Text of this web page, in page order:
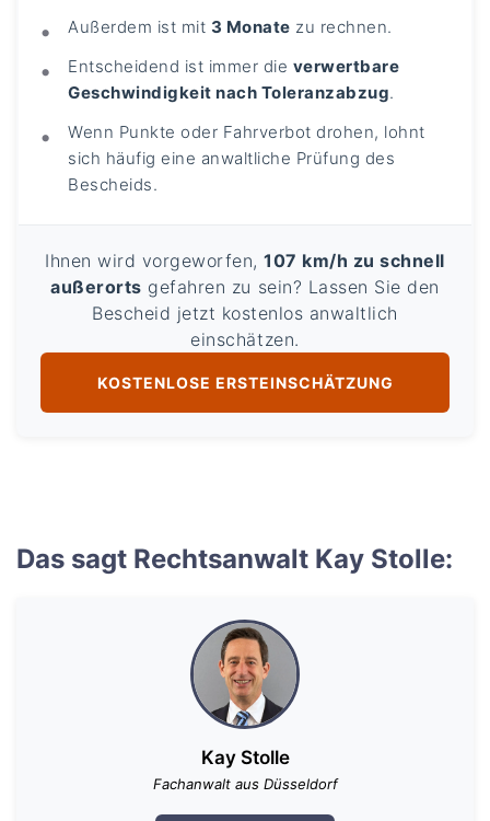
Außerdem ist mit 3 Monate zu rechnen.
Entscheidend ist immer die verwertbare
Geschwindigkeit nach Toleranzabzug.
Wenn Punkte oder Fahrverbot drohen, lohnt
sich häufig eine anwaltliche Prüfung des
Bescheids.
Ihnen wird vorgeworfen,107 km/h zu schnell
außerorts gefahren zu sein? Lassen Sie den
Bescheid jetzt kostenlos anwaltlich
einschätzen.
KOSTENLOSE ERSTEINSCHÄTZUNG
Das sagt Rechtsanwalt Kay Stolle:
Kay Stolle
Fachanwalt aus Düsseldorf